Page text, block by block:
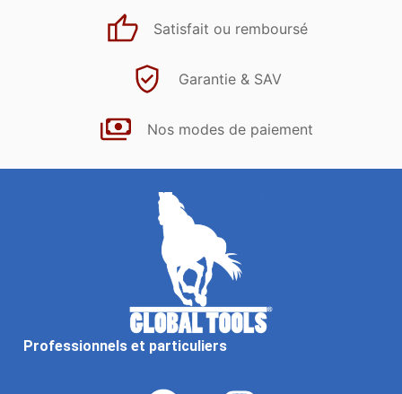
Satisfait ou remboursé
Garantie & SAV
Nos modes de paiement
Professionnels et particuliers